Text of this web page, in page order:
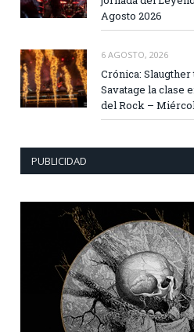
Agosto 2026
6 AGOSTO, 2026
Crónica:
Savatage la clase
del Rock –
PUBLICIDAD